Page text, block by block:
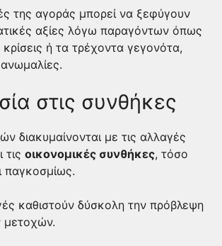
της αγοράς μπορεί να ξεφύγουν
αξίες λόγω παραγόντων όπως
κρίσεις ή τα τρέχοντα γεγονότα,
στις συνθήκες
διακυμαίνονται με τις αλλαγές
οικονομικές συνθήκες, τόσο
παγκοσμίως.
καθιστούν δύσκολη την πρόβλεψη
μετοχών.